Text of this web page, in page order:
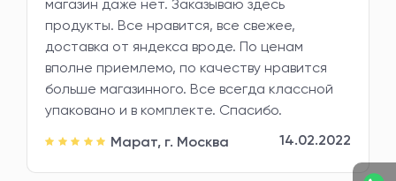
магазин даже нет. Заказываю здесь
продукты. Все нравится, все свежее,
доставка от яндекса вроде. По ценам
вполне приемлемо, по качеству нравится
больше магазинного. Все всегда классной
упаковано и в комплекте. Спасибо.
Марат, г. Москва 14.02.2022